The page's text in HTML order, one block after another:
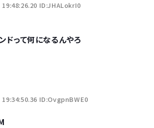
ID:JHALokrI0
ドって何になるんやろ
ID:OvgpnBWE0